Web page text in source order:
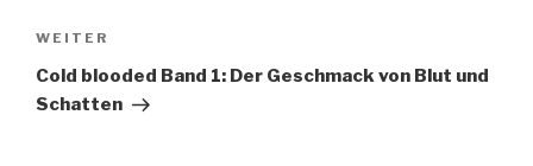
Nächster
Beitrag
WEITER
Cold blooded Band 1: Der Geschmack von Blut und
Schatten